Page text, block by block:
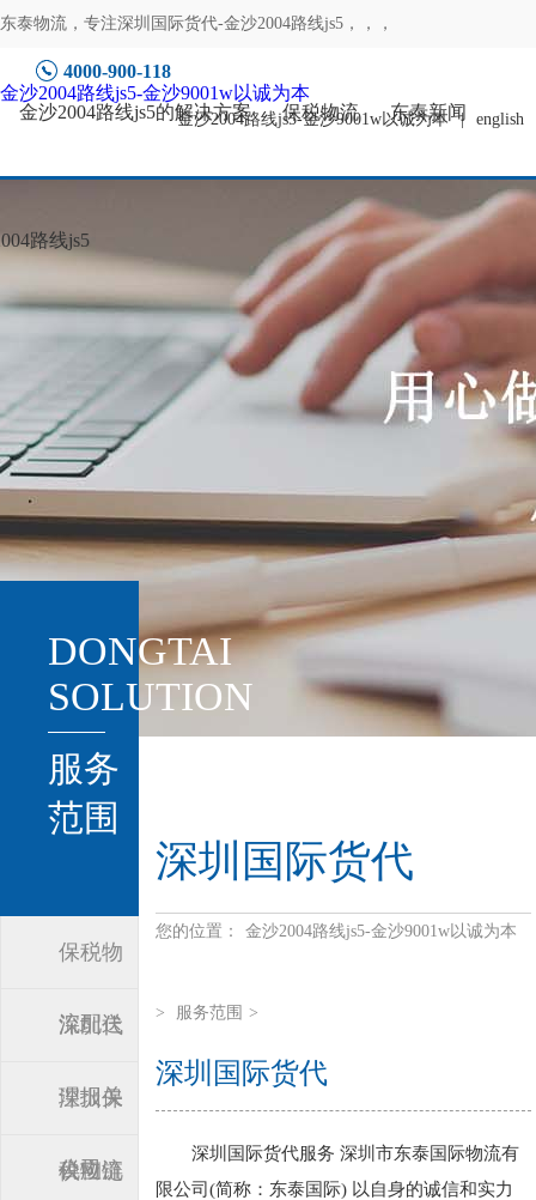
东泰物流，专注深圳国际货代-金沙2004路线js5 ，，，
4000-900-118
金沙2004路线js5-金沙9001w以诚为本 | english
金沙2004路线js5-金沙9001w以诚为本
金沙2004路线js5的解决方案
保税物流 东泰新闻
路线js5
DONGTAI
SOLUTION
服务
范围
保税物
流配送
深圳代
理报关
公司
深圳保
税物流
供应链
深圳国际货代
您的位置： 金沙2004路线js5-金沙9001w以诚为本
> 服务范围 >
深圳国际货代
深圳国际货代服务 深圳市东泰国际物流有
限公司(简称：东泰国际) 以自身的诚信和实力